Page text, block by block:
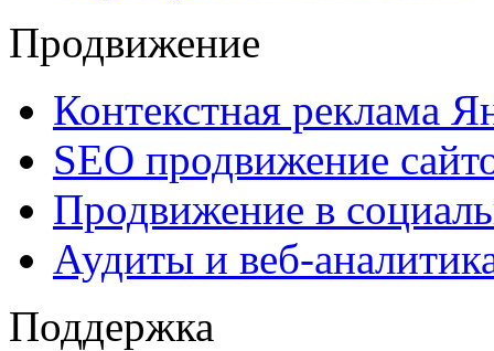
Продвижение
Контекстная реклама
SEO продвижение
Продвижение в
Аудиты и веб-
Поддержка